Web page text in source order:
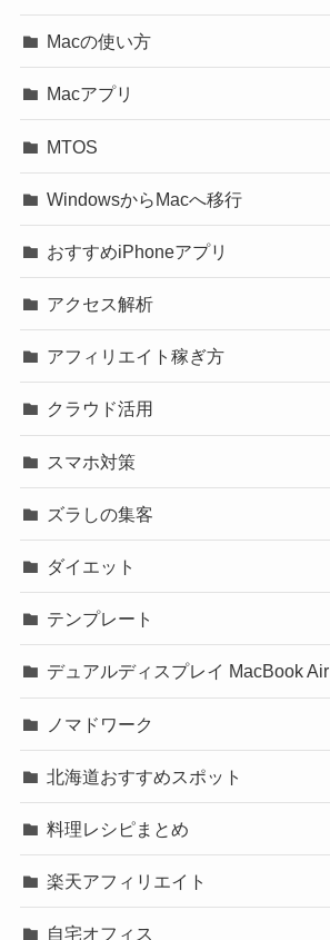
Macの使い方
Macアプリ
MTOS
WindowsからMacへ移行
おすすめiPhoneアプリ
アクセス解析
アフィリエイト稼ぎ方
クラウド活用
スマホ対策
ズラしの集客
ダイエット
テンプレート
デュアルディスプレイ MacBook Air
ノマドワーク
北海道おすすめスポット
料理レシピまとめ
楽天アフィリエイト
自宅オフィス